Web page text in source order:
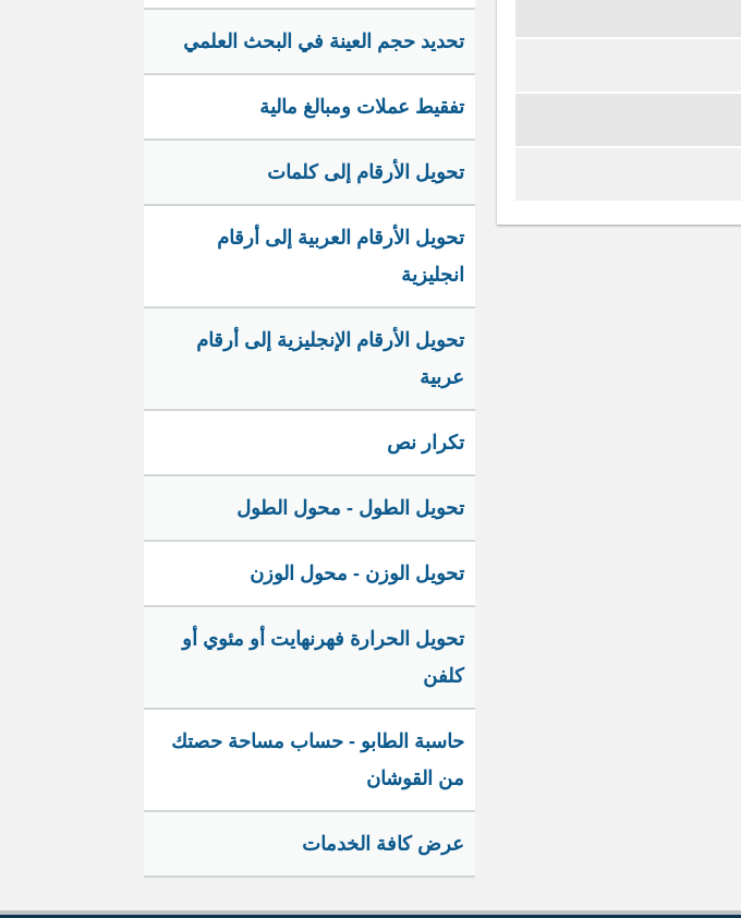
تحديد حجم العينة في البحث العلمي
تفقيط عملات ومبالغ مالية
تحويل الأرقام إلى كلمات
تحويل الأرقام العربية إلى أرقام
انجليزية
تحويل الأرقام الإنجليزية إلى أرقام
عربية
تكرار نص
تحويل الطول - محول الطول
تحويل الوزن - محول الوزن
تحويل الحرارة فهرنهايت أو مئوي أو
كلفن
حاسبة الطابو - حساب مساحة حصتك
من القوشان
عرض كافة الخدمات